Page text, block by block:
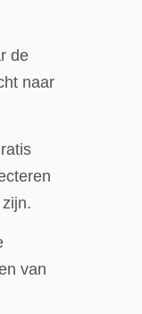
de
naar
van